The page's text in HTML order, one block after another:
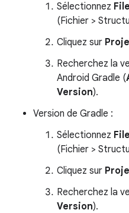
Sélectionnez
(Fichier >
Cliquez sur
Recherchez la
Android Gradle (
Version).
Version de Gradle :
Sélectionnez
(Fichier >
Cliquez sur
Recherchez la
Version).